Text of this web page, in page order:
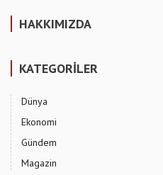
HAKKIMIZDA
KATEGORİLER
Dünya
Ekonomi
Gündem
Magazin